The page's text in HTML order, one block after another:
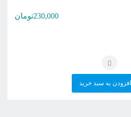
230,000تومان
افزودن به سبد خرید